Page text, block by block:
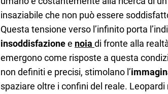
insaziabile che non può essere
Questa tensione verso l’infinito porta
insoddisfazionee noia di fronte alla
emergono come risposte a questa
non definiti e precisi, stimolano l’
spaziare oltre i confini del reale.